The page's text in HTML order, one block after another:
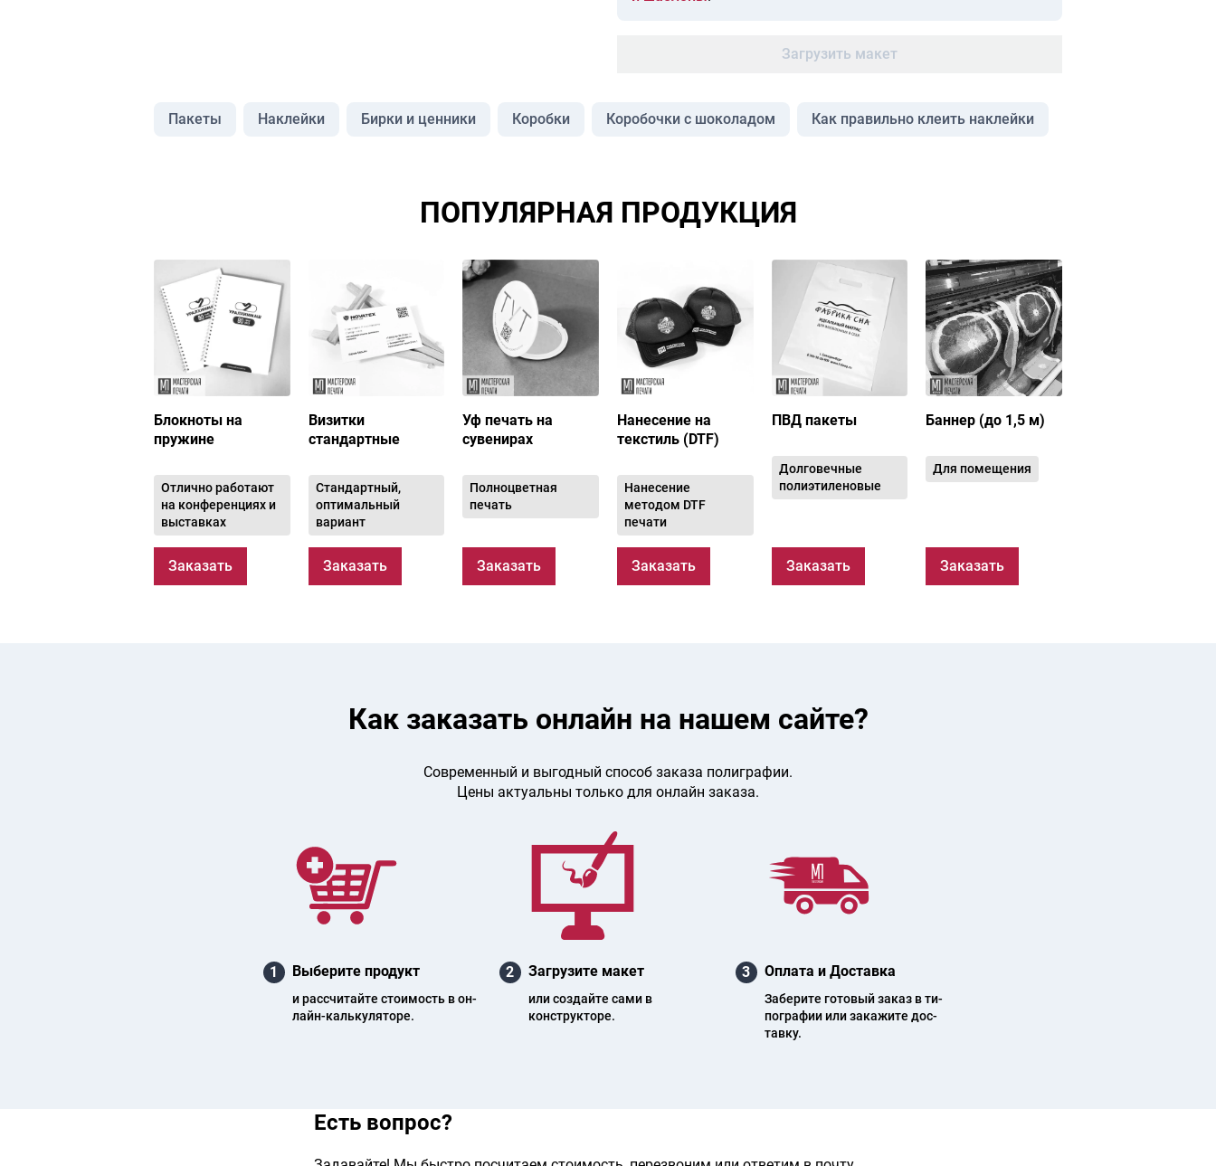
Загрузить макет
Пакеты Наклейки Бирки и ценники Коробки Коробочки с шоколадом Как правильно клеить наклейки
ПОПУЛЯРНАЯ ПРОДУКЦИЯ
Блокноты на
пружине
Отлично работают
на конференциях и
выставках
Заказать
Визитки
стандартные
Стандартный,
оптимальный
вариант
Заказать
Уф печать на
сувенирах
Полноцветная
печать
Заказать
Нанесение на
текстиль (DTF)
Нанесение
методом DTF
печати
Заказать
ПВД пакеты
Долговечные
полиэтиленовые
Заказать
Баннер (до 1,5 м)
Для помещения
Заказать
Как заказать онлайн на нашем сайте?
Современный и выгодный способ заказа полиграфии.
Цены актуальны только для онлайн заказа.
1 Выберите продукт
и рас­счи­тай­те стои­мость в он­
лайн-каль­ку­ля­то­ре.
2 Загрузите макет
или создайте сами в
конструкторе.
3 Оплата и Доставка
Заберите го­то­вый за­каз в ти­
пог­ра­фии или за­ка­жи­те дос­
тав­ку.
Есть вопрос?